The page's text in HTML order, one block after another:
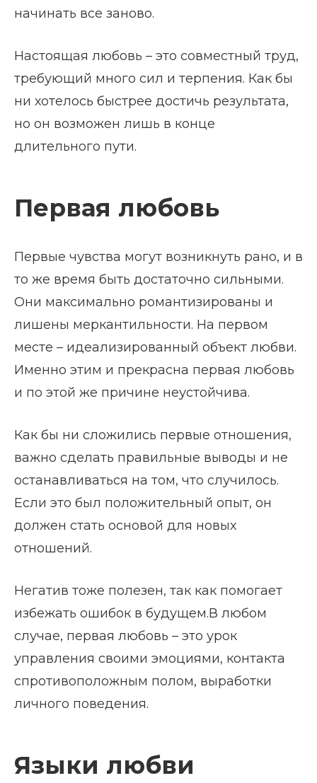
начинать все заново.
Настоящая любовь – это совместный труд,
требующий много сил и терпения. Как бы
ни хотелось быстрее достичь результата,
но он возможен лишь в конце
длительного пути.
Первая любовь
Первые чувства могут возникнуть рано, и в
то же время быть достаточно сильными.
Они максимально романтизированы и
лишены меркантильности. На первом
месте – идеализированный объект любви.
Именно этим и прекрасна первая любовь
и по этой же причине неустойчива.
Как бы ни сложились первые отношения,
важно сделать правильные выводы и не
останавливаться на том, что случилось.
Если это был положительный опыт, он
должен стать основой для новых
отношений.
Негатив тоже полезен, так как помогает
избежать ошибок в будущем.В любом
случае, первая любовь – это урок
управления своими эмоциями, контакта
спротивоположным полом, выработки
личного поведения.
Языки любви